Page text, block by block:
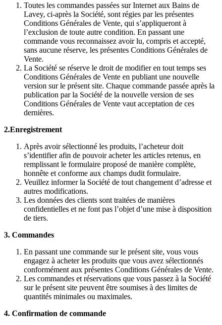
Toutes les commandes passées sur Internet aux Bains de
Lavey, ci-après la Société, sont régies par les présentes
Conditions Générales de Vente, qui s’appliqueront à
l’exclusion de toute autre condition. En passant une
commande vous reconnaissez avoir lu, compris et accepté,
sans aucune réserve, les présentes Conditions Générales de
Vente.
La Société se réserve le droit de modifier en tout temps ses
Conditions Générales de Vente en publiant une nouvelle
version sur le présent site. Chaque commande passée après la
publication par la Société de la nouvelle version de ses
Conditions Générales de Vente vaut acceptation de ces
dernières.
2.Enregistrement
Après avoir sélectionné les produits, l’acheteur doit
s’identifier afin de pouvoir acheter les articles retenus, en
remplissant le formulaire proposé de manière complète,
honnête et conforme aux champs dudit formulaire.
Veuillez informer la Société de tout changement d’adresse et
autres modifications.
Les données des clients sont traitées de manières
confidentielles et ne font pas l’objet d’une mise à disposition
de tiers.
3. Commandes
En passant une commande sur le présent site, vous vous
engagez à acheter les produits que vous avez sélectionnés
conformément aux présentes Conditions Générales de Vente.
Les commandes et réservations que vous passez à la Société
sur le présent site peuvent être soumises à des limites de
quantités minimales ou maximales.
4. Confirmation de commande